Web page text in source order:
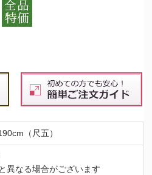
（尺五）
異なる場合がございます